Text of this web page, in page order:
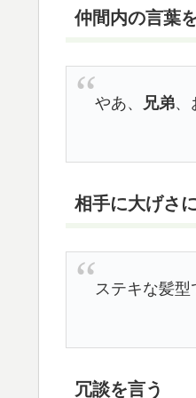
仲間内の言葉
やあ、 兄弟、
相手に大げさ
ステキな髪
冗談を言う